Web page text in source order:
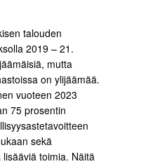
talouden
2019 – 21.
mutta
on ylijäämää.
vuoteen 2023
75 prosentin
sekä
toimia. Näitä